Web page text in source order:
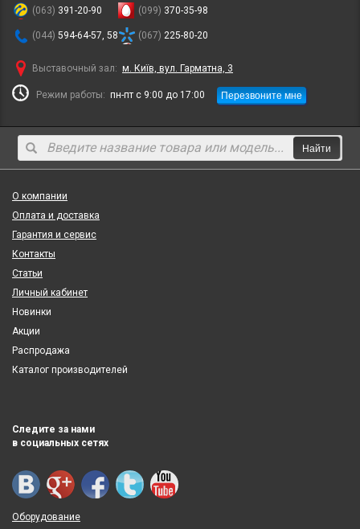
(063) 391-20-90
(044) 594-64-57, 58
(099) 370-35-98
(067) 225-80-20
Выставочный зал: м. Київ, вул. Гарматна, 3
Режим работы: пн-пт с 9:00 до 17:00 Перезвоните мне
Найти
О компании
Оплата и доставка
Гарантия и сервис
Контакты
Статьи
Личный кабинет
Новинки
Акции
Распродажа
Каталог производителей
Следите за нами
в социальных сетях
Оборудование